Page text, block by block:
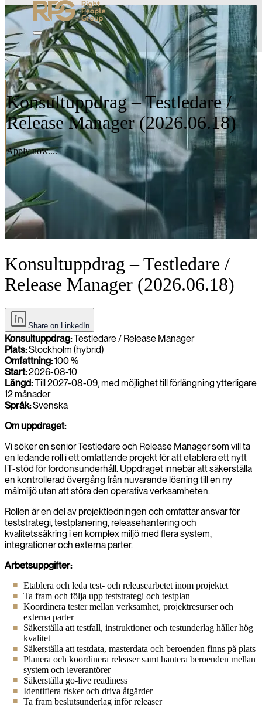
Konsultuppdrag – Testledare /
Release Manager (2026.06.18)
Apply now....
Konsultuppdrag – Testledare /
Release Manager (2026.06.18)
Share on LinkedIn
Konsultuppdrag:Testledare / Release Manager
Plats:Stockholm (hybrid)
Omfattning:100 %
Start:2026-08-10
Längd:Till 2027-08-09, med möjlighet till förlängning ytterligare
12 månader
Språk:Svenska
Om uppdraget:
Vi söker en senior Testledare och Release Manager som vill ta
en ledande roll i ett omfattande projekt för att etablera ett nytt
IT-stöd för fordonsunderhåll. Uppdraget innebär att säkerställa
en kontrollerad övergång från nuvarande lösning till en ny
målmiljö utan att störa den operativa verksamheten.
Rollen är en del av projektledningen och omfattar ansvar för
teststrategi, testplanering, releasehantering och
kvalitetssäkring i en komplex miljö med flera system,
integrationer och externa parter.
Arbetsuppgifter:
Etablera och leda test- och releasearbetet inom projektet
Ta fram och följa upp teststrategi och testplan
Koordinera tester mellan verksamhet, projektresurser och
externa parter
Säkerställa att testfall, instruktioner och testunderlag håller hög
kvalitet
Säkerställa att testdata, masterdata och beroenden finns på plats
Planera och koordinera releaser samt hantera beroenden mellan
system och leverantörer
Säkerställa go-live readiness
Identifiera risker och driva åtgärder
Ta fram beslutsunderlag inför releaser